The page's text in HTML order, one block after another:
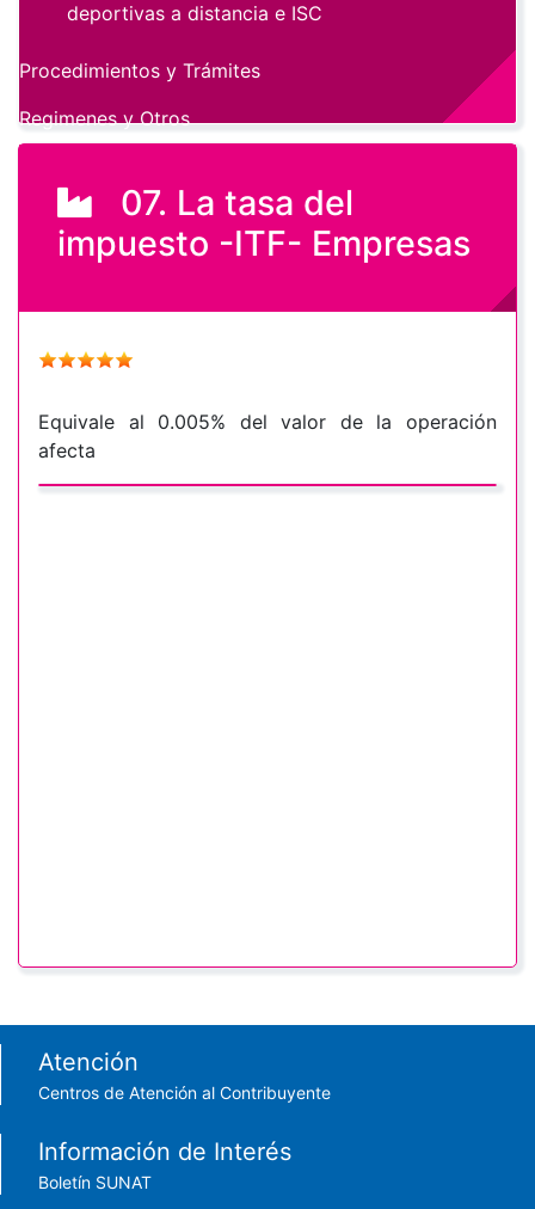
07. La tasa del
impuesto -ITF- Empresas
Equivale al 0.005% del valor de la operación
afecta
deportivas a distancia e ISC
Procedimientos y Trámites
Regimenes y Otros
Footer menu
Atención
Centros de Atención al Contribuyente
Información de Interés
Boletín SUNAT